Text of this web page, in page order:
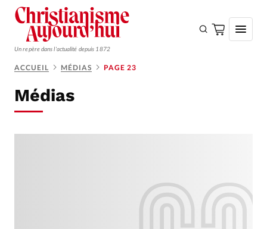
Un repère dans l'actualité depuis 1872
Monde
ACCUEIL MÉDIAS PAGE 23
Médias